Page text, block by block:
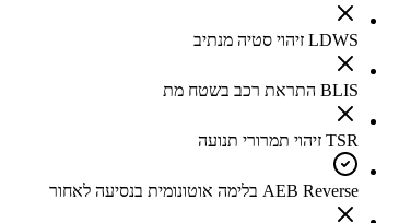
LDWS זיהוי סטיה מנתיב
BLIS התראת רכב בשטח מת
TSR זיהוי תמרורי תנועה
AEB Reverse בלימה אוטונומית בנסיעה לאחור